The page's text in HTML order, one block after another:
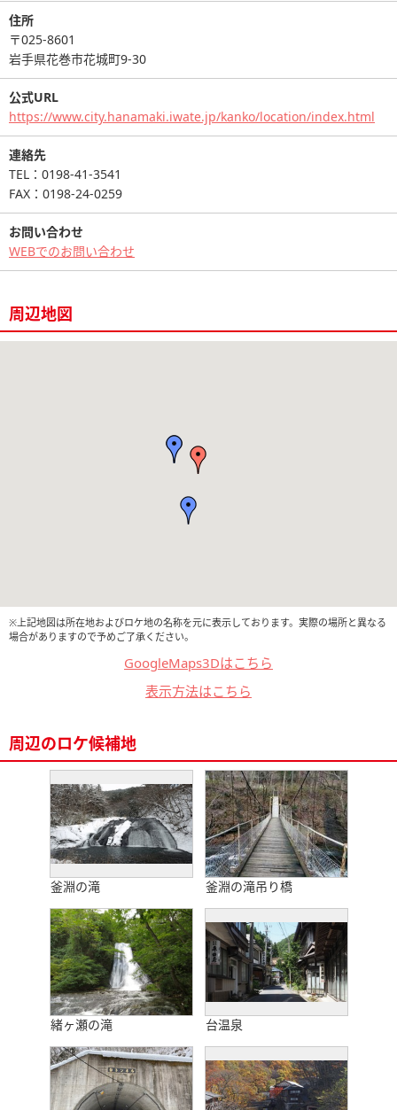
住所
〒025-8601
岩手県花巻市花城町9-30
公式URL
https://www.city.hanamaki.iwate.jp/kanko/location/index.html
連絡先
TEL：0198-41-3541
FAX：0198-24-0259
お問い合わせ
WEBでのお問い合わせ
周辺地図
※上記地図は所在地およびロケ地の名称を元に表示しております。実際の場所と異なる
場合がありますので予めご了承ください。
GoogleMaps3Dはこちら
表示方法はこちら
周辺のロケ候補地
釜淵の滝 釜淵の滝吊り橋
緒ヶ瀬の滝 台温泉